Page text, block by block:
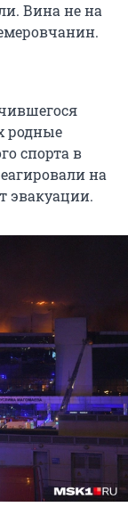
Вина не на
родные
спорта в
на
эвакуации.